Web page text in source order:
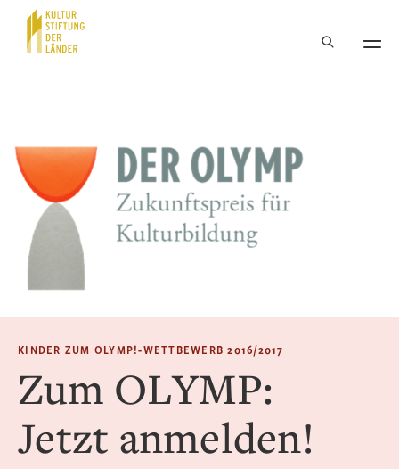
Hauptnavigation
KINDER ZUM OLYMP!-WETTBEWERB 2016/2017
Zum OLYMP:
Jetzt anmelden!